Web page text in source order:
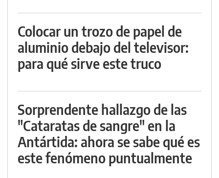
Colocar un trozo de papel de
aluminio debajo del televisor:
para qué sirve este truco
Sorprendente hallazgo de las
"Cataratas de sangre" en la
Antártida: ahora se sabe qué es
este fenómeno puntualmente